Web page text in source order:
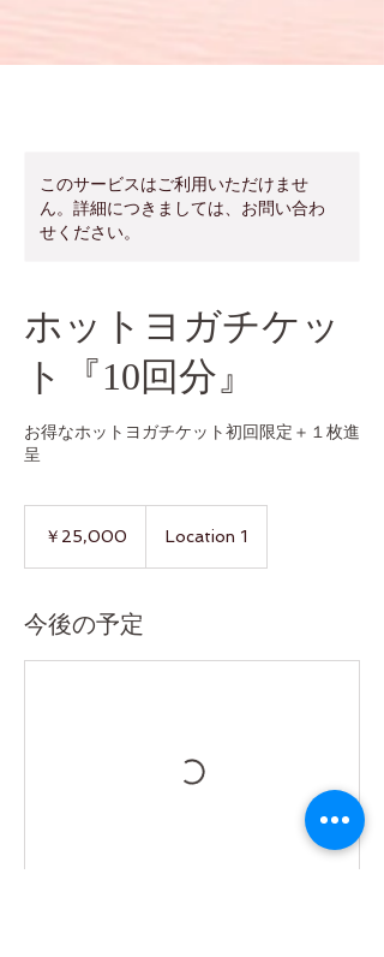
このサービスはご利用いただけませ
ん。詳細につきましては、お問い合わ
せください。
ホットヨガチケッ
ト『10回分』
お得なホットヨガチケット初回限定＋１枚進
呈
￥25,000 Location 1
今後の予定